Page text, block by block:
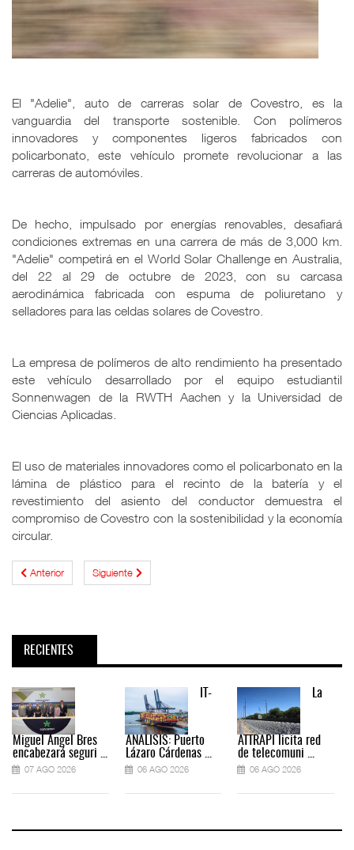
El "Adelie", auto de carreras solar de Covestro, es la
vanguardia del transporte sostenible. Con polímeros
innovadores y componentes ligeros fabricados con
policarbonato, este vehículo promete revolucionar a las
carreras de automóviles.
De hecho, impulsado por energías renovables, desafiará
condiciones extremas en una carrera de más de 3,000 km.
"Adelie" competirá en el World Solar Challenge en Australia,
del 22 al 29 de octubre de 2023, con su carcasa
aerodinámica fabricada con espuma de poliuretano y
selladores para las celdas solares de Covestro.
La empresa de polímeros de alto rendimiento ha presentado
este vehículo desarrollado por el equipo estudiantil
Sonnenwagen de la RWTH Aachen y la Universidad de
Ciencias Aplicadas.
El uso de materiales innovadores como el policarbonato en la
lámina de plástico para el recinto de la batería y el
revestimiento del asiento del conductor demuestra el
compromiso de Covestro con la sostenibilidad y la economía
circular.
Anterior Siguiente
RECIENTES
Miguel Ángel Bres
encabezará seguri ...
07 AGO 2026
IT-
ANÁLISIS: Puerto
Lázaro Cárdenas ...
06 AGO 2026
La
ATTRAPI licita red
de telecomuni ...
06 AGO 2026